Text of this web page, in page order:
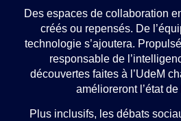
Des espaces de collaboration
créés ou repensés. De
technologie s’ajoutera.
responsable de
découvertes faites à l’UdeM
amélioreront l’état
Plus inclusifs, les débats